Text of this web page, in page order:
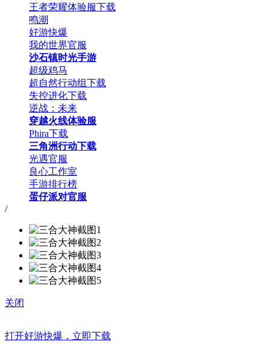
王者荣耀体验服下载
鸣潮
好游快爆
我的世界官服
沙石镇时光手游
超级鸡马
超自然行动组下载
失控进化下载
逆战：未来
穿越火线体验服
Phira下载
三角洲行动下载
光遇官服
良心工作室
手游排行榜
蛋仔派对官服
/
关闭
打开好游快爆，立即下载